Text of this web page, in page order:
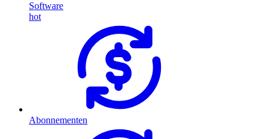
Software
hot
Abonnementen